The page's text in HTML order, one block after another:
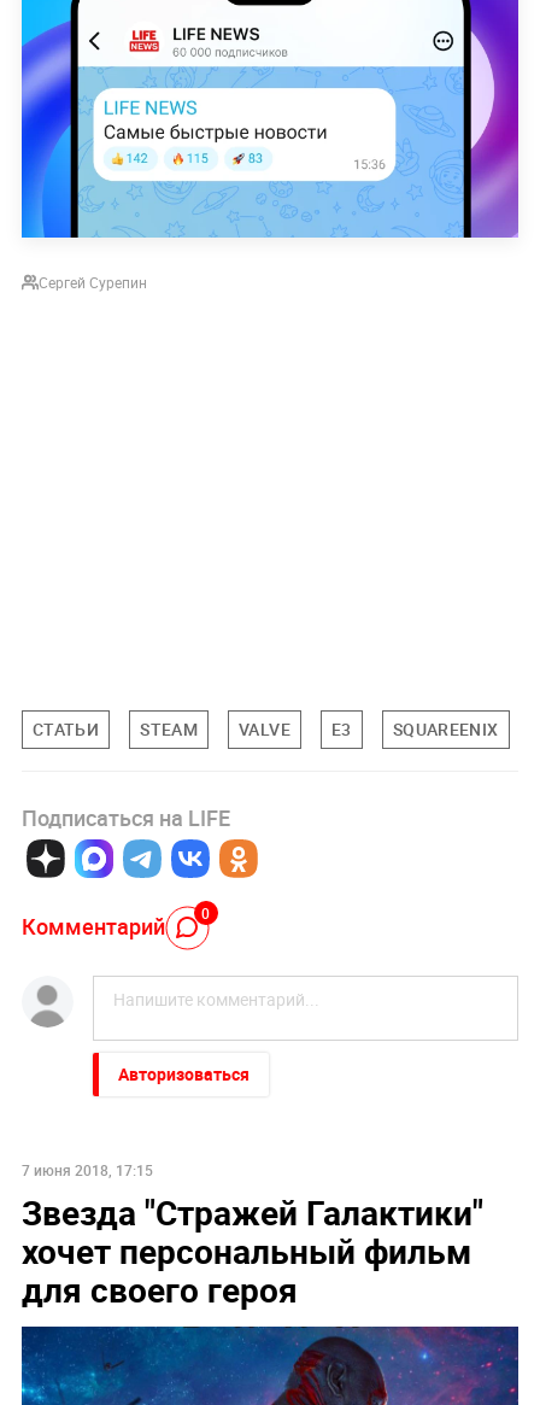
Сергей Сурепин
СТАТЬИ STEAM VALVE E3 SQUAREENIX
Подписаться на LIFE
Комментарий 0
Авторизоваться
7 июня 2018, 17:15
Звезда "Стражей Галактики"
хочет персональный фильм
для своего героя